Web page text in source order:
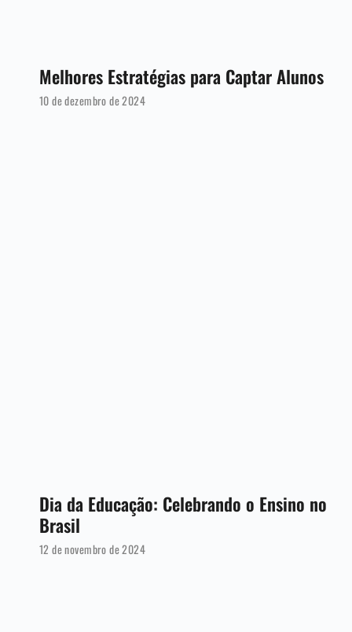
Melhores Estratégias para Captar Alunos
10 de dezembro de 2024
Dia da Educação: Celebrando o Ensino no
Brasil
12 de novembro de 2024